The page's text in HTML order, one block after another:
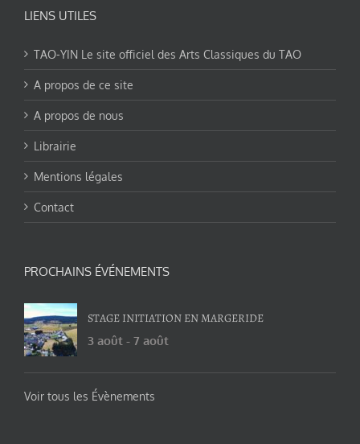
LIENS UTILES
TAO-YIN Le site officiel des Arts Classiques du TAO
A propos de ce site
A propos de nous
Librairie
Mentions légales
Contact
PROCHAINS ÉVÉNEMENTS
STAGE INITIATION EN MARGERIDE
3 août - 7 août
Voir tous les Évènements